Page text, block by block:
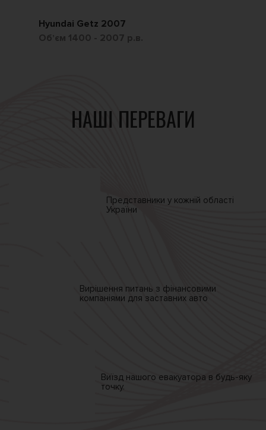
Hyundai Getz 2007
Обʼєм 1400 - 2007 р.в.
НАШІ ПЕРЕВАГИ
Представники у кожній області
України
Вирішення питань з фінансовими
компаніями для заставних авто
Виїзд нашого евакуатора в будь-яку
точку.